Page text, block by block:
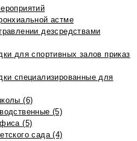
астме
дезсредствами
для спортивных залов приказ
специализированные для
(6)
(5)
(5)
сада (4)